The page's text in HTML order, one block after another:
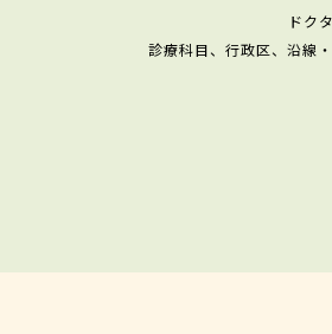
ドク
診療科目、行政区、沿線